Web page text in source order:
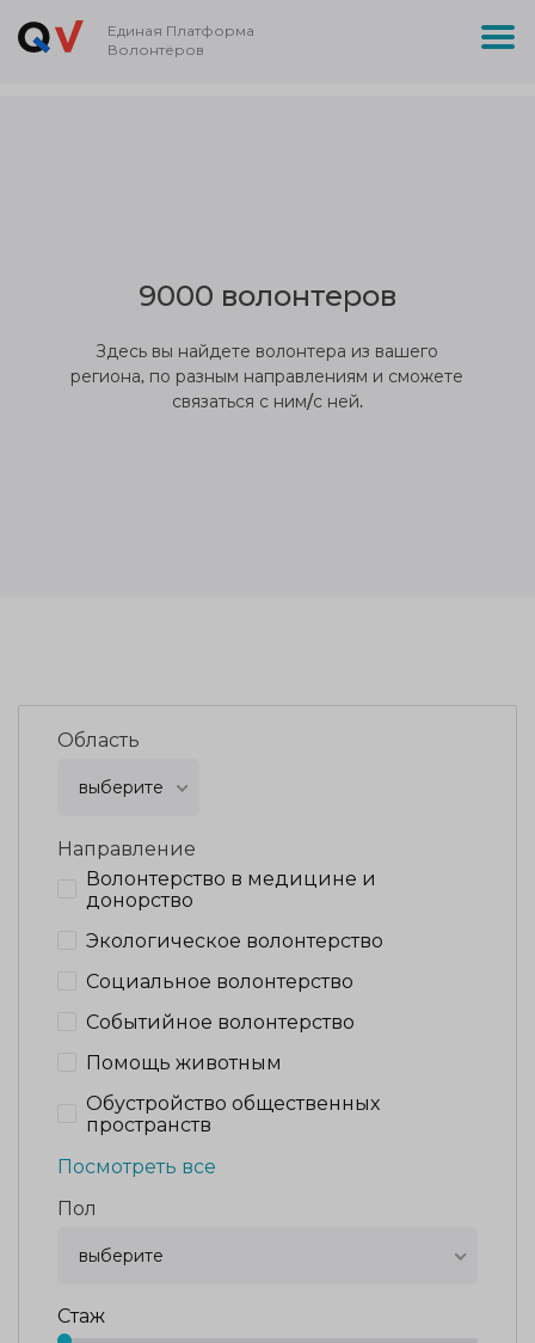
Единая Платформа
Волонтёров
9000 волонтеров
Здесь вы найдете волонтера из вашего
региона, по разным направлениям и сможете
связаться с ним/с ней.
Область
выберите
Направление
Волонтерство в медицине и
донорство
Экологическое волонтерство
Социальное волонтерство
Событийное волонтерство
Помощь животным
Обустройство общественных
пространств
Посмотреть все
Пол
выберите
Стаж